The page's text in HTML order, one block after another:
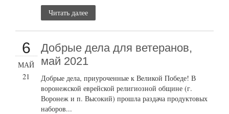
Читать далее
6
МАЙ
21
Добрые дела для ветеранов,
май 2021
Добрые дела, приуроченные к Великой Победе! В
воронежской еврейской религиозной общине (г.
Воронеж и п. Высокий) прошла раздача продуктовых
наборов...